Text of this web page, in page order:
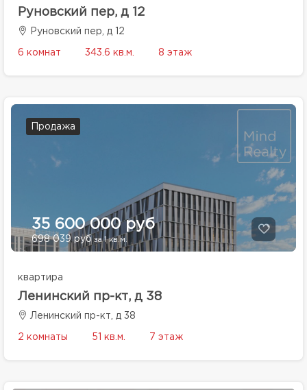
Руновский пер, д 12
Руновский пер, д 12
6 комнат 343.6 кв.м. 8 этаж
Продажа
35 600 000 руб
698 039 рубза 1 кв.м.
квартира
Ленинский пр-кт, д 38
Ленинский пр-кт, д 38
2 комнаты 51 кв.м. 7 этаж